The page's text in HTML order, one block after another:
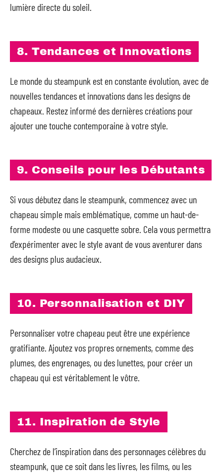
lumière directe du soleil.
8. Tendances et Innovations
Le monde du steampunk est en constante évolution, avec de
nouvelles tendances et innovations dans les designs de
chapeaux. Restez informé des dernières créations pour
ajouter une touche contemporaine à votre style.
9. Conseils pour les Débutants
Si vous débutez dans le steampunk, commencez avec un
chapeau simple mais emblématique, comme un haut-de-
forme modeste ou une casquette sobre. Cela vous permettra
d’expérimenter avec le style avant de vous aventurer dans
des designs plus audacieux.
10. Personnalisation et DIY
Personnaliser votre chapeau peut être une expérience
gratifiante. Ajoutez vos propres ornements, comme des
plumes, des engrenages, ou des lunettes, pour créer un
chapeau qui est véritablement le vôtre.
11. Inspiration de Style
Cherchez de l’inspiration dans des personnages célèbres du
steampunk, que ce soit dans les livres, les films, ou les